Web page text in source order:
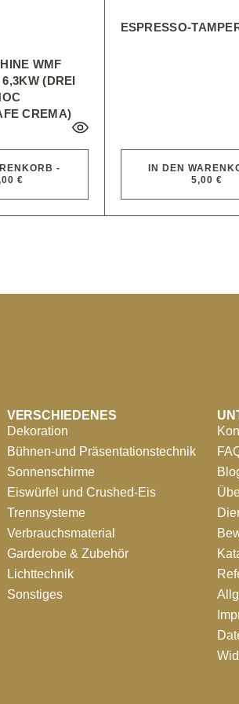
WMF
(DREI
CREMA)
-
€
ESPRESSO-
IN DEN
5,00 €
VERSCHIEDENES
Dekoration
Bühnen-und Präsentationstechnik
Sonnenschirme
Eiswürfel und Crushed-Eis
Trennsysteme
Verbrauchsmaterial
Garderobe & Zubehör
Lichttechnik
Sonstiges